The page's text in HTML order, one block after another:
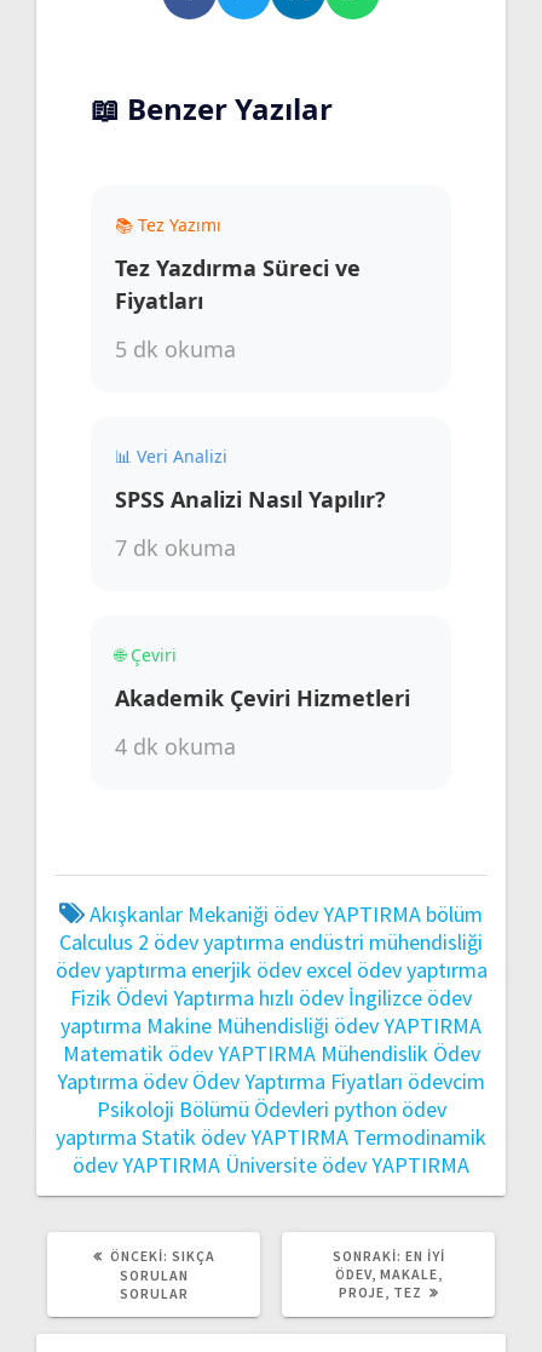
📖 Benzer Yazılar
📚 Tez Yazımı
Tez Yazdırma Süreci ve
Fiyatları
5 dk okuma
📊 Veri Analizi
SPSS Analizi Nasıl Yapılır?
7 dk okuma
🌐 Çeviri
Akademik Çeviri Hizmetleri
4 dk okuma
Akışkanlar Mekaniği ödev YAPTIRMA bölüm
Calculus 2 ödev yaptırma endüstri mühendisliği
ödev yaptırma enerjik ödev excel ödev yaptırma
Fizik Ödevi Yaptırma hızlı ödev İngilizce ödev
yaptırma Makine Mühendisliği ödev YAPTIRMA
Matematik ödev YAPTIRMA Mühendislik Ödev
Yaptırma ödev Ödev Yaptırma Fiyatları ödevcim
Psikoloji Bölümü Ödevleri python ödev
yaptırma Statik ödev YAPTIRMA Termodinamik
ödev YAPTIRMA Üniversite ödev YAPTIRMA
ÖNCEKI: SIKÇA
SORULAN
SORULAR
SONRAKI: EN İYI
ÖDEV, MAKALE,
PROJE, TEZ